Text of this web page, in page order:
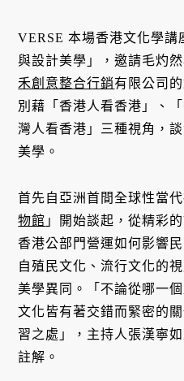
VERSE 本場香港文化學講
與設計美學」，邀請毛灼
禾創意整合行銷有限公司
別藉「香港人看香港」、
灣人看香港」三種視角，
美學。
首先自亞洲首間全球性當
物館 」開始談起，從精彩
香港公部門營運如何影響
自殖民文化、流行文化的
美學異同。「不論從哪一
文化皆有著交錯而緊密的
習之處」，主持人張漢寧
註解。